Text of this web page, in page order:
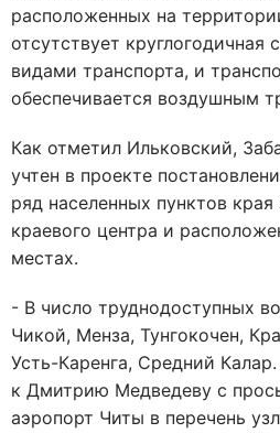
расположенных на
отсутствует круглогодичная
видами транспорта, и
обеспечивается воздушным
Как отметил Ильковский,
учтен в проекте
ряд населенных пунктов края
краевого центра и
местах.
- В число труднодоступных
Чикой, Менза, Тунгокочен,
Усть-Каренга, Средний
к Дмитрию Медведеву с
аэропорт Читы в перечень